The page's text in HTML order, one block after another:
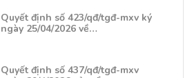
Quyết định số 423/qđ/tgđ-mxv ký
ngày 25/04/2026 về…
Quyết định số 437/qđ/tgđ-mxv